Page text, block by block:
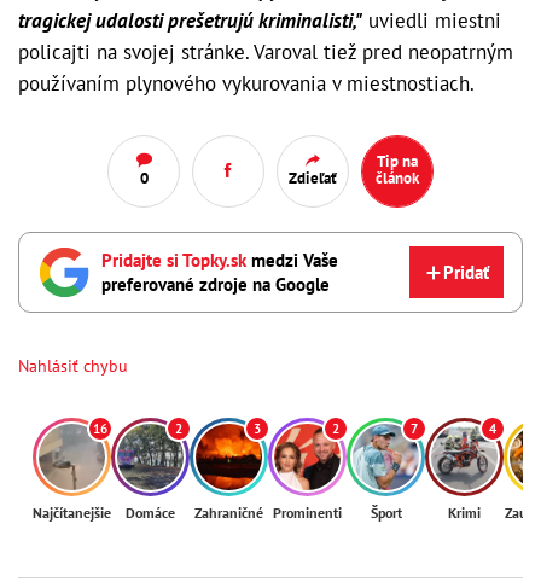
tragickej udalosti prešetrujú kriminalisti," uviedli miestni
policajti na svojej stránke. Varoval tiež pred neopatrným
používaním plynového vykurovania v miestnostiach.
0 Zdieľať
Tip na
článok
Pridajte si Topky.sk medzi Vaše
preferované zdroje na Google
Pridať
Nahlásiť chybu
16
Najčítanejšie
2
Domáce
3
Zahraničné
2
Prominenti
7
Šport
4
Krimi